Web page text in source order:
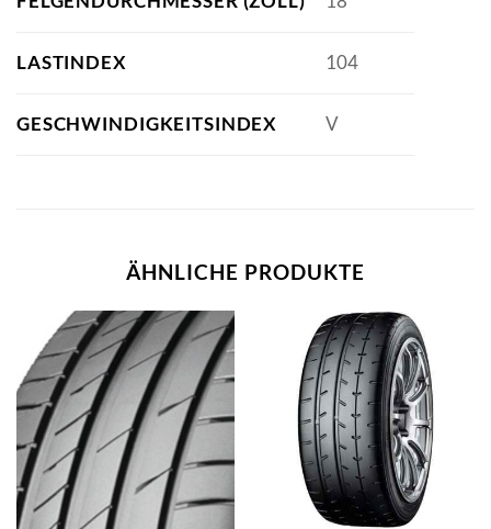
LASTINDEX 104
GESCHWINDIGKEITSINDEX V
ÄHNLICHE PRODUKTE